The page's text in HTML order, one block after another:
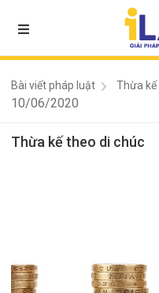
Bài viết pháp luật Thừa kế
10/06/2020
Thừa kế theo di chúc